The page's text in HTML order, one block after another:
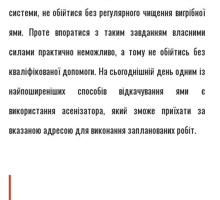
системи, не обійтися без регулярного чищення вигрібної
ями. Проте впоратися з таким завданням власними
силами практично неможливо, а тому не обійтись без
кваліфікованої допомоги. На сьогоднішній день одним із
найпоширеніших способів відкачування ями є
використання асенізатора, який зможе приїхати за
вказаною адресою для виконання запланованих робіт.